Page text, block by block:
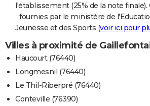
l'établissement (25% de la note
fournies par le ministère de
Jeunesse et des Sports (voir ici pour
Villes à proximité de
Haucourt (76440)
Longmesnil (76440)
Le Thil-Riberpré (76440)
Conteville (76390)